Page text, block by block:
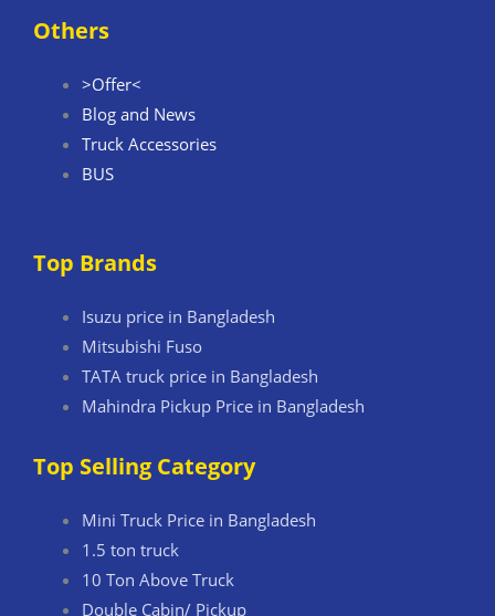
Others
>Offer<
Blog and News
Truck Accessories
BUS
Top Brands
Isuzu price in Bangladesh
Mitsubishi Fuso
TATA truck price in Bangladesh
Mahindra Pickup Price in Bangladesh
Top Selling Category
Mini Truck Price in Bangladesh
1.5 ton truck
10 Ton Above Truck
Double Cabin/ Pickup